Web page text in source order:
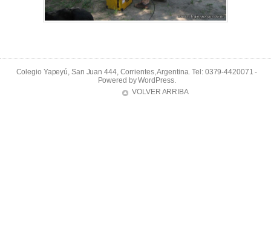
Colegio Yapeyú, San Juan 444, Corrientes, Argentina. Tel: 0379-4420071 -
Powered byWordPress.
VOLVER ARRIBA